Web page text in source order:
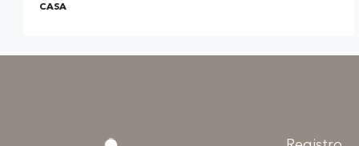
CASA